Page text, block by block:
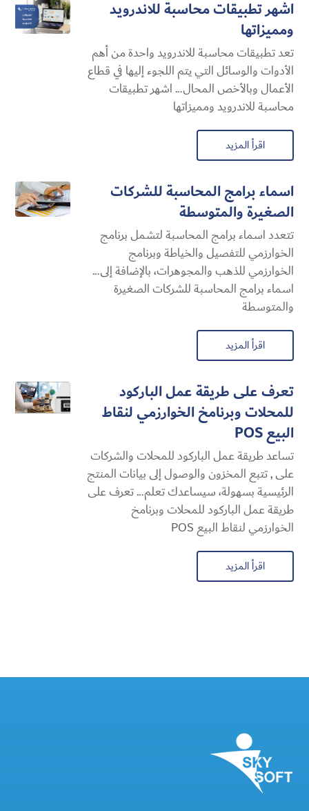
اشهر تطبيقات محاسبة للاندرويد
ومميزاتها
تعد تطبيقات محاسبة للاندرويد واحدة من أهم
الأدوات والوسائل التي يتم اللجوء إليها في قطاع
الأعمال وبالأخص المحال... اشهر تطبيقات
محاسبة للاندرويد ومميزاتها
اقرأ المزيد
اسماء برامج المحاسبة للشركات
الصغيرة والمتوسطة
تتعدد اسماء برامج المحاسبة لتشمل برنامج
الخوارزمي للتفصيل والخياطة وبرنامج
الخوارزمي للذهب والمجوهرات، بالإضافة إلى...
اسماء برامج المحاسبة للشركات الصغيرة
والمتوسطة
اقرأ المزيد
تعرف على طريقة عمل الباركود
للمحلات وبرنامخ الخوارزمي لنقاط
البيع POS
تساعد طريقة عمل الباركود للمحلات والشركات
على , تتبع المخزون والوصول إلى بيانات المنتج
الرئيسية بسهولة، سيساعدك تعلم... تعرف على
طريقة عمل الباركود للمحلات وبرنامخ
الخوارزمي لنقاط البيع POS
اقرأ المزيد